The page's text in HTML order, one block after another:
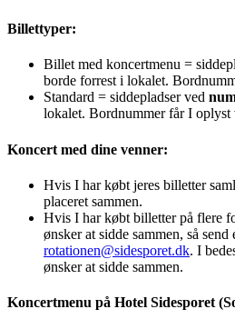
Billettyper:
Billet med koncertmenu =
borde forrest i lokalet.
Standard = siddepladser ved
lokalet. Bordnummer får I oplyst
Koncert med dine venner:
Hvis I har købt jeres billetter
placeret sammen.
Hvis I har købt billetter på flere
ønsker at sidde sammen, så send
rotationen@sidesporet.dk. I
ønsker at sidde sammen.
Koncertmenu på Hotel Sidesporet